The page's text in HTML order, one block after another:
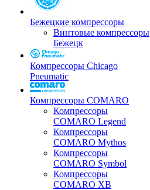
Бежецкие компрессоры
Винтовые компрессоры
Бежецк
Компрессоры Chicago
Pneumatic
Компрессоры COMARO
Компрессоры
COMARO Legend
Компрессоры
COMARO Mythos
Компрессоры
COMARO Symbol
Компрессоры
COMARO XB